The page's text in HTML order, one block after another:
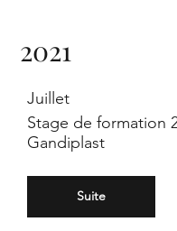
2021
Juillet
Stage de formation
Gandiplast
Suite